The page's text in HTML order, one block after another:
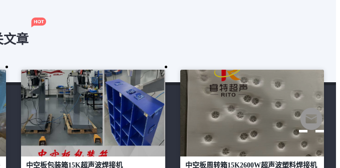
文章
中空板包装箱15K超声波焊接机 中空板周转箱15K2600W超声波塑料焊接机